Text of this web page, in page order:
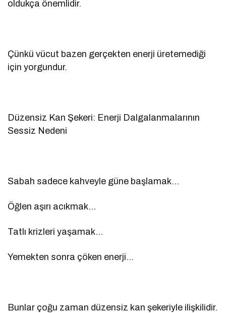
oldukça önemlidir.
Çünkü vücut bazen gerçekten enerji üretemediği
için yorgundur.
Düzensiz Kan Şekeri: Enerji Dalgalanmalarının
Sessiz Nedeni
Sabah sadece kahveyle güne başlamak…
Öğlen aşırı acıkmak…
Tatlı krizleri yaşamak…
Yemekten sonra çöken enerji…
Bunlar çoğu zaman düzensiz kan şekeriyle ilişkilidir.